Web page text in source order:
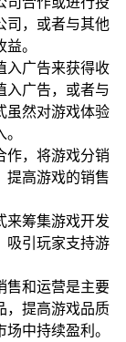
司，或者与其他
。
入广告来获得收
入广告，或者与
虽然对游戏体验
作，将游戏分销
提高游戏的销售
来筹集游戏开发
吸引玩家支持游
售和运营是主要
，提高游戏品质
中持续盈利。